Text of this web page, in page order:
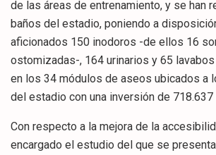
de las áreas de entrenamiento, y se han
baños del estadio, poniendo a
aficionados 150 inodoros -de ellos 16
ostomizadas-, 164 urinarios y 65
en los 34 módulos de aseos ubicados a
del estadio con una inversión de 718.637
Con respecto a la mejora de la
encargado el estudio del que se